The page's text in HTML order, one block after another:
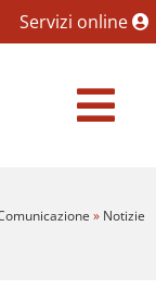
Servizi online
» Notizie